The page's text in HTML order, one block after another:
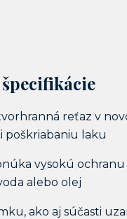
reťaz v
poškriabaniu laku
vysokú
alebo olej
ako aj súčasti